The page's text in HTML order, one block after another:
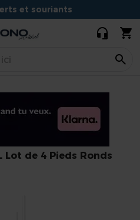
et souriants
à Dijon
Lot de 4 Pieds Ronds